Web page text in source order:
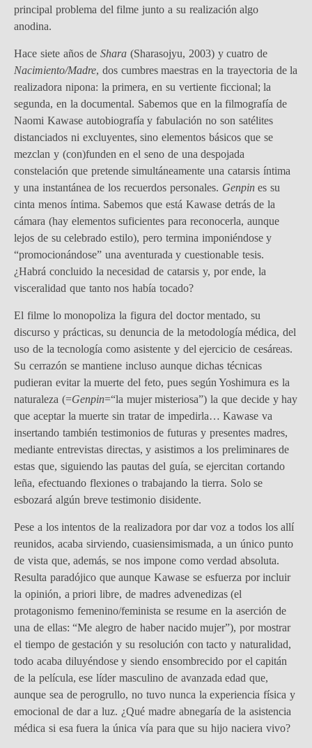
principal problema del filme junto a su realización algo
anodina.
Hace siete años deShara (Sharasojyu, 2003) y cuatro de
Nacimiento/Madre, dos cumbres maestras en la trayectoria de la
realizadora nipona: la primera, en su vertiente ficcional; la
segunda, en la documental. Sabemos que en la filmografía de
Naomi Kawase autobiografía y fabulación no son satélites
distanciados ni excluyentes, sino elementos básicos que se
mezclan y (con)funden en el seno de una despojada
constelación que pretende simultáneamente una catarsis íntima
y una instantánea de los recuerdos personales. Genpines su
cinta menos íntima. Sabemos que está Kawase detrás de la
cámara (hay elementos suficientes para reconocerla, aunque
lejos de su celebrado estilo), pero termina imponiéndose y
“promocionándose” una aventurada y cuestionable tesis.
¿Habrá concluido la necesidad de catarsis y, por ende, la
visceralidad que tanto nos había tocado?
El filme lo monopoliza la figura del doctor mentado, su
discurso y prácticas, su denuncia de la metodología médica, del
uso de la tecnología como asistente y del ejercicio de cesáreas.
Su cerrazón se mantiene incluso aunque dichas técnicas
pudieran evitar la muerte del feto, pues según Yoshimura es la
naturaleza (=Genpin=“la mujer misteriosa”) la que decide y hay
que aceptar la muerte sin tratar de impedirla… Kawase va
insertando también testimonios de futuras y presentes madres,
mediante entrevistas directas, y asistimos a los preliminares de
estas que, siguiendo las pautas del guía, se ejercitan cortando
leña, efectuando flexiones o trabajando la tierra. Solo se
esbozará algún breve testimonio disidente.
Pese a los intentos de la realizadora por dar voz a todos los allí
reunidos, acaba sirviendo, cuasiensimismada, a un único punto
de vista que, además, se nos impone como verdad absoluta.
Resulta paradójico que aunque Kawase se esfuerza por incluir
la opinión, a priori libre, de madres advenedizas (el
protagonismo femenino/feminista se resume en la aserción de
una de ellas: “Me alegro de haber nacido mujer”), por mostrar
el tiempo de gestación y su resolución con tacto y naturalidad,
todo acaba diluyéndose y siendo ensombrecido por el capitán
de la película, ese líder masculino de avanzada edad que,
aunque sea de perogrullo, no tuvo nunca la experiencia física y
emocional de dar a luz. ¿Qué madre abnegaría de la asistencia
médica si esa fuera la única vía para que su hijo naciera vivo?